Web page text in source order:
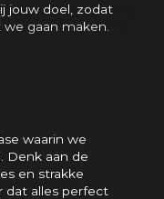
jouw doel, zodat
gaan maken.
waarin we
Denk aan de
en strakke
dat alles perfect